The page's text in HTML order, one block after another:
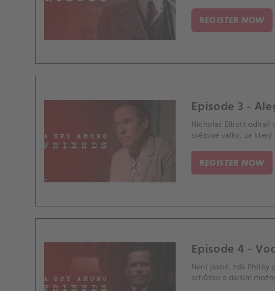
REGISTER NOW
Episode 3 -
Nicholas Elliott odhalí
světové války, za
REGISTER NOW
Episode 4 -
Není jasné, zda
schůzku s dalším